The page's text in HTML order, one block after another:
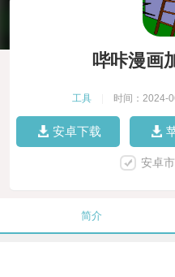
哔咔漫画
工具 时间：2024-
安卓下载
安卓
简介